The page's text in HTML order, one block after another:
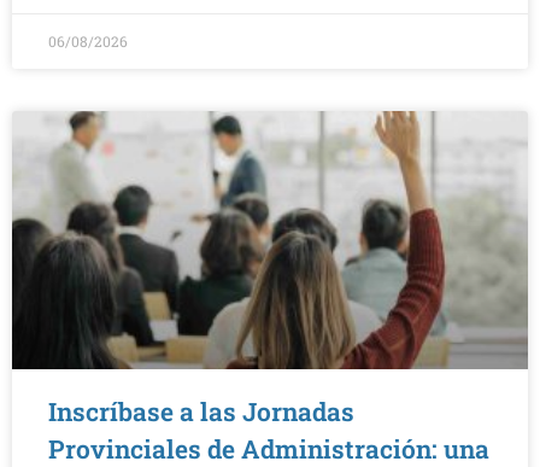
06/08/2026
Inscríbase a las Jornadas
Provinciales de Administración: una